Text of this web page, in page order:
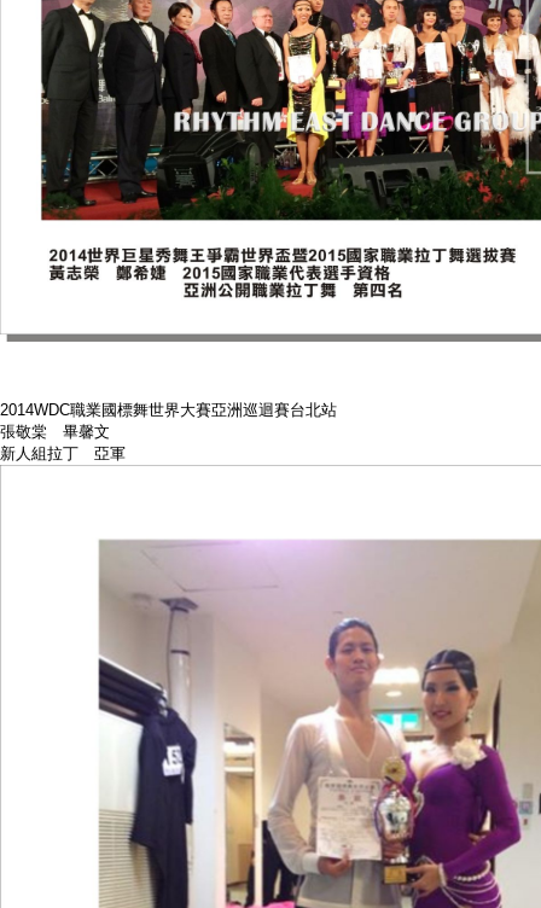
2014WDC職業國標舞世界大賽亞洲巡迴賽台北站
張敬棠 畢馨文
新人組拉丁 亞軍